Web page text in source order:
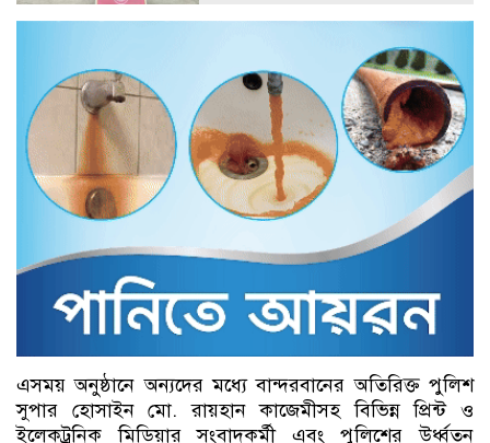
এসময় অনুষ্ঠানে অন্যদের মধ্যে বান্দরবানের অতিরিক্ত পুলিশ
সুপার হোসাইন মো. রায়হান কাজেমীসহ বিভিন্ন প্রিন্ট ও
ইলেকট্রনিক মিডিয়ার সংবাদকর্মী এবং পুলিশের উর্ধ্বতন